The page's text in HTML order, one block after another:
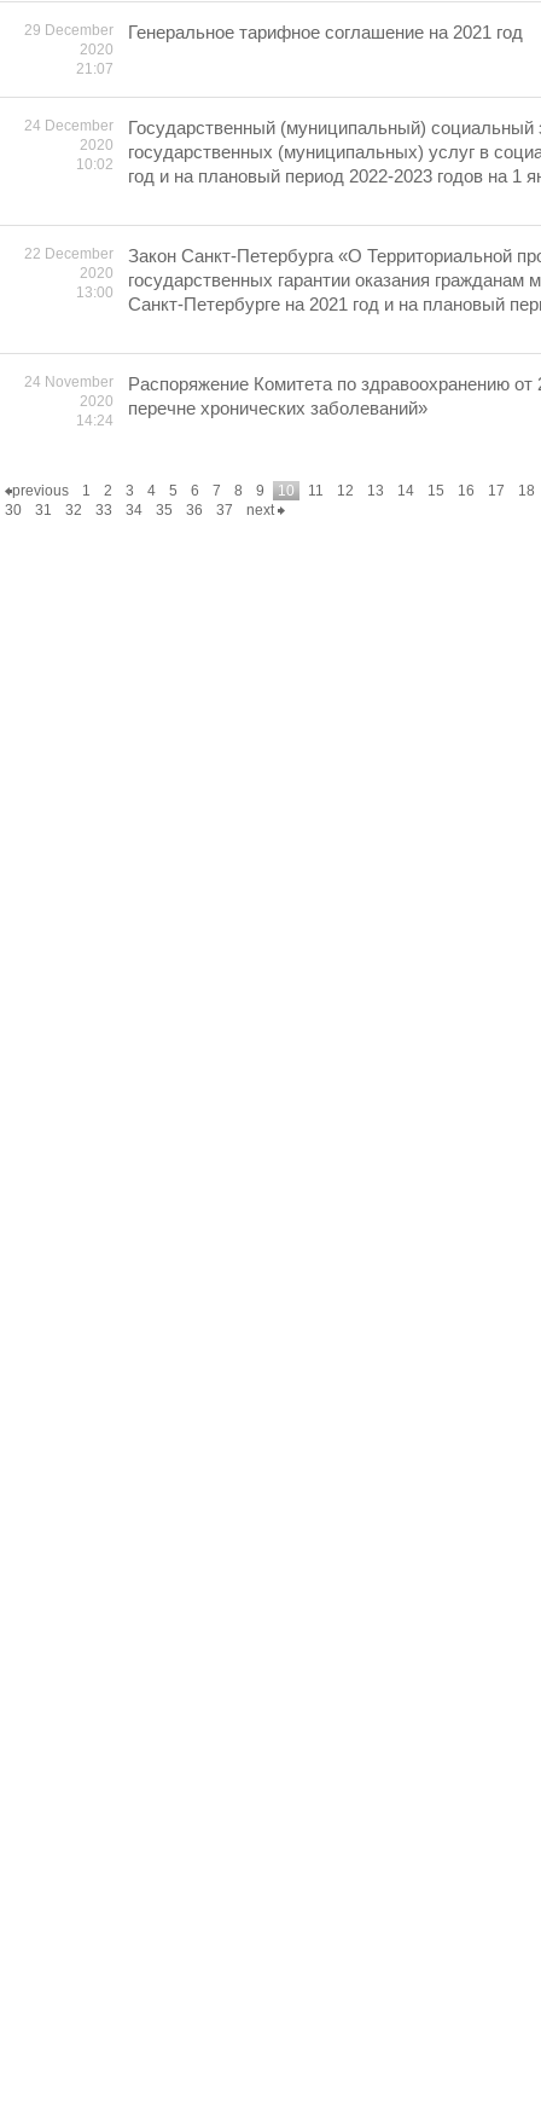
29 December
2020
21:07
Генеральное тарифное соглашение на 2021 год
24 December
2020
10:02
Государственный (муниципальный) социальный
государственных (муниципальных) услуг в
год и на плановый период 2022-2023 годов на 1
22 December
2020
13:00
Закон Санкт-Петербурга «О Территориальной
государственных гарантии оказания
Санкт-Петербурге на 2021 год и на плановый
24 November
2020
14:24
Распоряжение Комитета по здравоохранению
перечне хронических заболеваний»
previous 1 2 3 4 5 6 7 8 9 10 11 12 13 14 15 16 17
18
30
31 32 33 34 35 36 37 next